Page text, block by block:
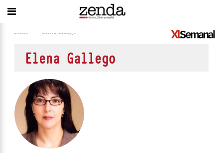
Inicio > Elena Gallego
Elena Gallego